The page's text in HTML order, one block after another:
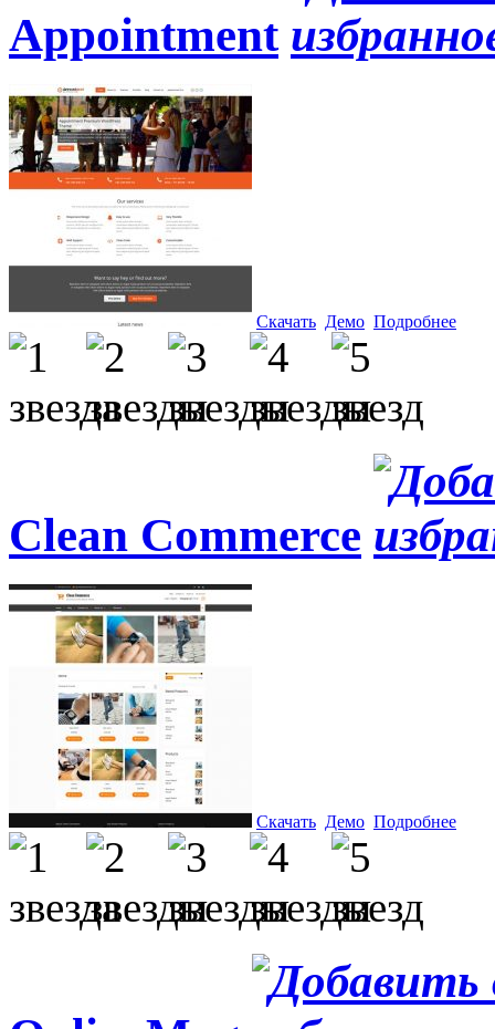
Appointment
Скачать Демо Подробнее
Clean Commerce
Скачать Демо Подробнее